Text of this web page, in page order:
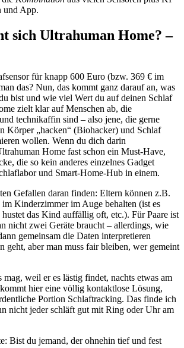
und App.
sich Ultrahuman Home? –
für knapp 600 Euro (bzw. 369 € im
das? Nun, das kommt ganz darauf an, was
bist und wie viel Wert du auf deinen Schlaf
zielt klar auf Menschen ab, die
technikaffin sind – also jene, die gerne
Körper „hacken“ (Biohacker) und Schlaf
wollen. Wenn du dich darin
Home fast schon ein Must-Have,
die so kein anderes einzelnes Gadget
und Smart-Home-Hub in einem.
Gefallen daran finden: Eltern können z.B.
Kinderzimmer im Auge behalten (ist es
das Kind auffällig oft, etc.). Für Paare ist
nicht zwei Geräte braucht – allerdings, wie
gemeinsam die Daten interpretieren
geht, aber man muss fair bleiben, wer gemeint
mag, weil er es lästig findet, nachts etwas am
hier eine völlig kontaktlose Lösung,
Portion Schlaftracking. Das finde ich
nicht jeder schläft gut mit Ring oder Uhr am
Bist du jemand, der ohnehin tief und fest